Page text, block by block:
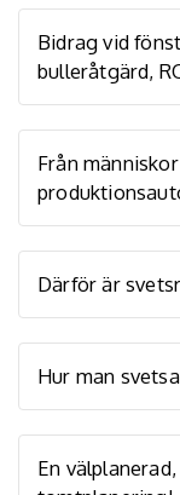
Bidrag vid
bulleråtgärd,
Från
Därför är
Hur man
En